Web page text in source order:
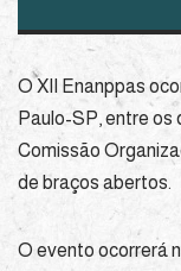
O XII Enanppas
Paulo-SP, entre os
Comissão
de braços abertos.
O evento ocorrerá